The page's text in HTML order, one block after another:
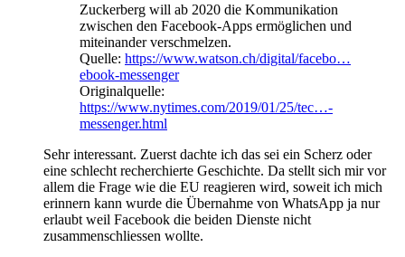
Zuckerberg will ab 2020 die Kommunikation
zwischen den Facebook-Apps ermöglichen und
miteinander verschmelzen.
Quelle: https://www.watson.ch/digital/facebo…
ebook-messenger
Originalquelle:
https://www.nytimes.com/2019/01/25/tec…-
messenger.html
Sehr interessant. Zuerst dachte ich das sei ein Scherz oder
eine schlecht recherchierte Geschichte. Da stellt sich mir vor
allem die Frage wie die EU reagieren wird, soweit ich mich
erinnern kann wurde die Übernahme von WhatsApp ja nur
erlaubt weil Facebook die beiden Dienste nicht
zusammenschliessen wollte.